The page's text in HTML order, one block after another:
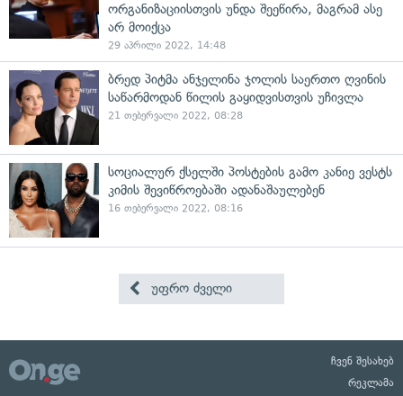
ორგანიზაციისთვის უნდა შეეწირა, მაგრამ ასე
არ მოიქცა
29 აპრილი 2022, 14:48
ბრედ პიტმა ანჯელინა ჯოლის საერთო ღვინის
საწარმოდან წილის გაყიდვისთვის უჩივლა
21 თებერვალი 2022, 08:28
სოციალურ ქსელში პოსტების გამო კანიე ვესტს
კიმის შევიწროებაში ადანაშაულებენ
16 თებერვალი 2022, 08:16
უფრო ძველი
ჩვენ შესახებ
რეკლამა